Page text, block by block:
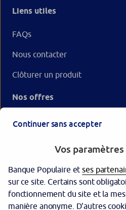
Liens utiles
FAQs
Nous contacter
Clôturer un produit
Nos offres
Continuer sans accepter
Vos paramètres
Banque Populaire etses
sur ce site. Certains sont
fonctionnement du site et la
manière anonyme. D'autres